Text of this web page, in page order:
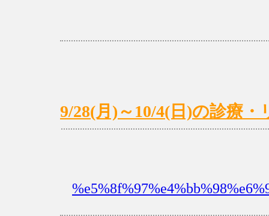
9/28(月)～10/4(日)の診療